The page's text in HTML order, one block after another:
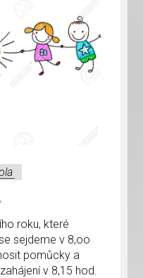
roku, které
sejdeme v 8,oo
pomůcky a
v 8,15 hod.